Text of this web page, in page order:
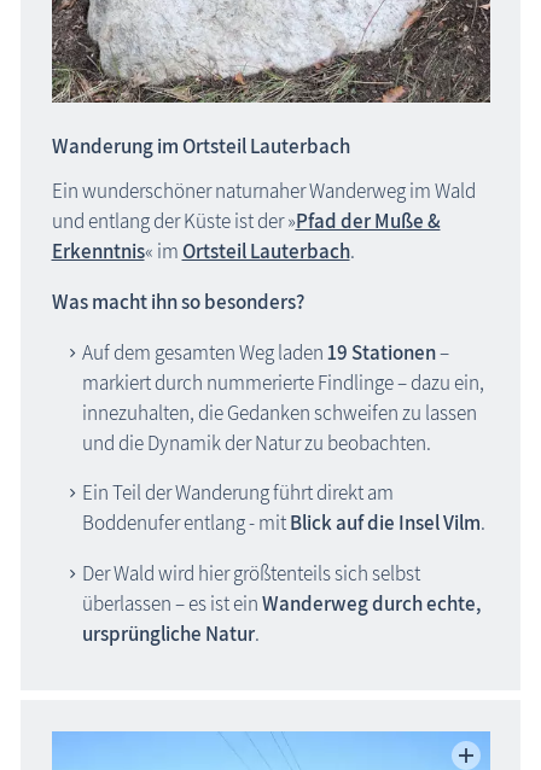
Wanderung im Ortsteil Lauterbach
Ein wunderschöner naturnaher Wanderweg im Wald
und entlang der Küste ist der »Pfad der Muße &
Erkenntnis« im Ortsteil Lauterbach.
Was macht ihn so besonders?
Auf dem gesamten Weg laden19 Stationen–
markiert durch nummerierte Findlinge – dazu ein,
innezuhalten, die Gedanken schweifen zu lassen
und die Dynamik der Natur zu beobachten.
Ein Teil der Wanderung führt direkt am
Boddenufer entlang - mitBlick auf die Insel Vilm.
Der Wald wird hier größtenteils sich selbst
überlassen – es ist einWanderweg durch echte,
ursprüngliche Natur.